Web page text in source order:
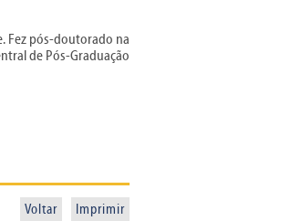
Fez pós-doutorado na
de Pós-Graduação
Imprimir
Voltar